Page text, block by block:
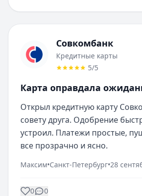
Совкомбанк
Кредитные карты
5/5
Карта оправдала
Открыл кредитную карту
совету друга. Одобрение
устроил. Платежи простые,
все прозрачно и ясно.
Максим•Санкт-Петербург•28
0 0